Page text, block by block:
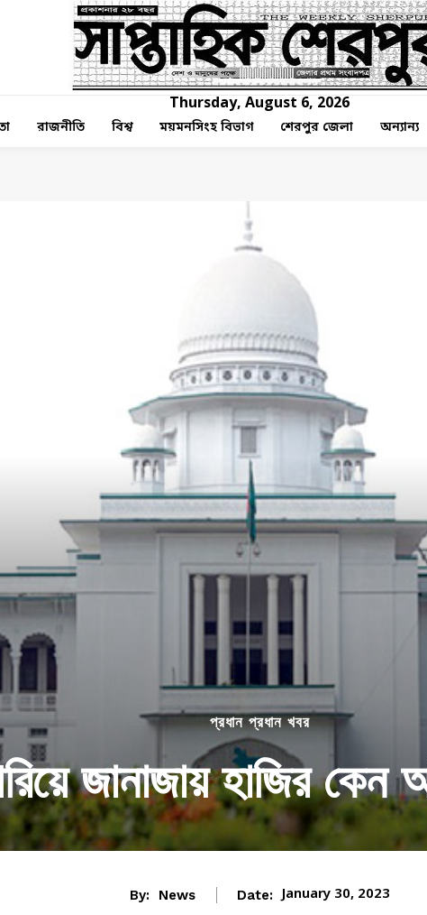
Thursday, August 6, 2026
রাজনীতি বিশ্ব ময়মনসিংহ বিভাগ শেরপুর জেলা অন্যান্য
প্রধান প্রধান খবর
জানাজায় হাজির
By: News Date: January 30, 2023